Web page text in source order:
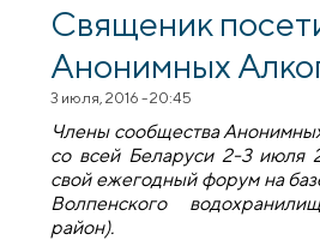
Священик
Анонимных
3 июля, 2016 - 20:45
Члены сообщества
со всей Беларуси 2-3 июля
свой ежегодный форум на
Волпенского
район).